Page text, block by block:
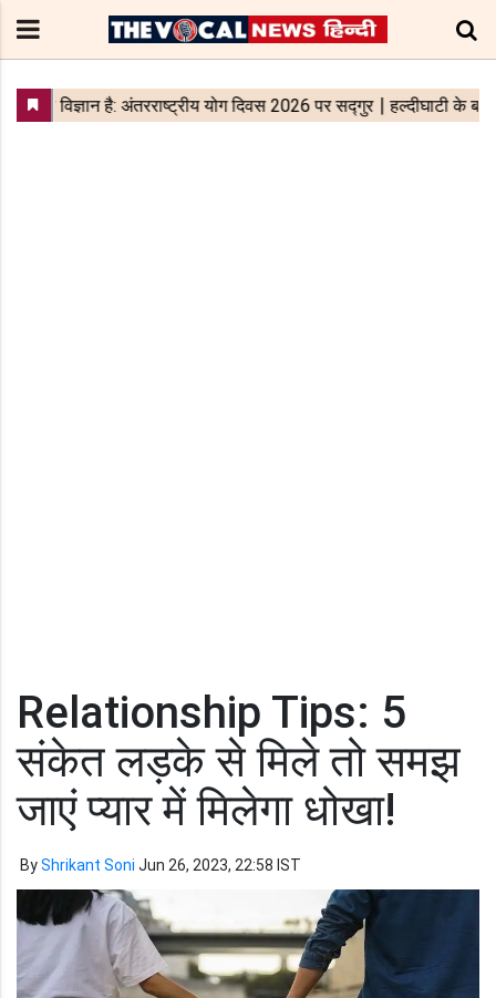
Relationship Tips: 5
संकेत लड़के से मिले तो समझ
जाएं प्यार में मिलेगा धोखा!
ByShrikant Soni Jun 26, 2023, 22:58 IST